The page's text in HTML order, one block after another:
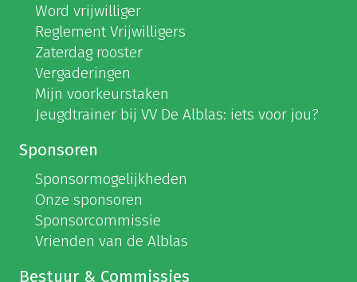
Word vrijwilliger
Reglement Vrijwilligers
Zaterdag rooster
Vergaderingen
Mijn voorkeurstaken
Jeugdtrainer bij VV De Alblas: iets voor jou?
Sponsoren
Sponsormogelijkheden
Onze sponsoren
Sponsorcommissie
Vrienden van de Alblas
Bestuur & Commissies